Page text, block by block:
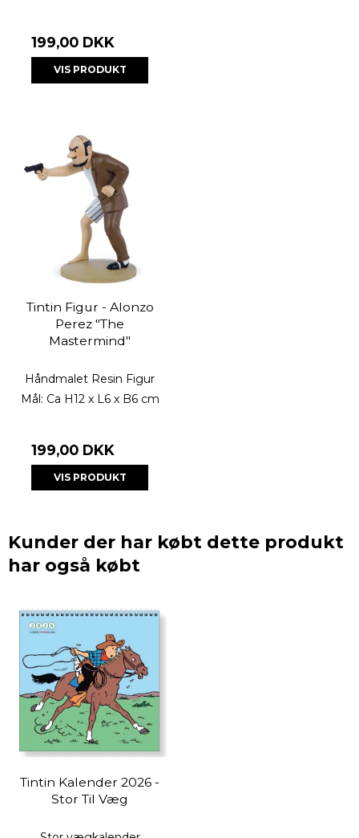
199,00 DKK
VIS PRODUKT
Tintin Figur - Alonzo
Perez "The
Mastermind"
Håndmalet Resin Figur
Mål: Ca H12 x L6 x B6 cm
199,00 DKK
VIS PRODUKT
Kunder der har købt dette produkt
har også købt
Tintin Kalender 2026 -
Stor Til Væg